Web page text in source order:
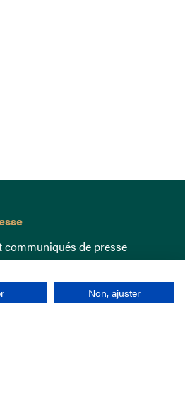
communiqués de presse
Non, ajuster